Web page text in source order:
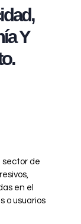
Y
sector de
en el
o usuarios